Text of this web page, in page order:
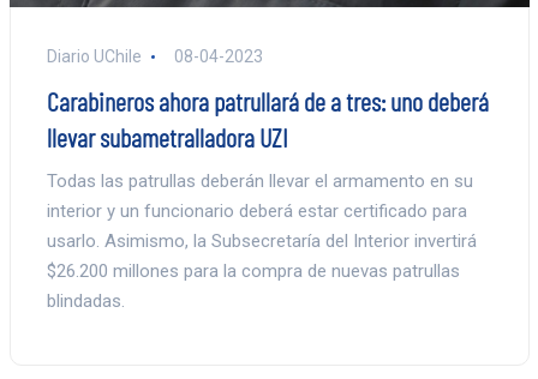
Diario UChile 08-04-2023
Carabineros ahora patrullará de a tres: uno deberá
llevar subametralladora UZI
Todas las patrullas deberán llevar el armamento en su
interior y un funcionario deberá estar certificado para
usarlo. Asimismo, la Subsecretaría del Interior invertirá
$26.200 millones para la compra de nuevas patrullas
blindadas.